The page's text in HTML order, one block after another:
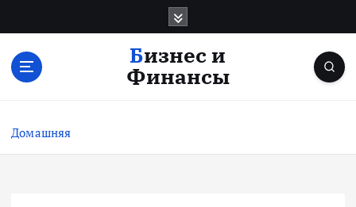
с
Бизнес и
Финансы
Домашняя